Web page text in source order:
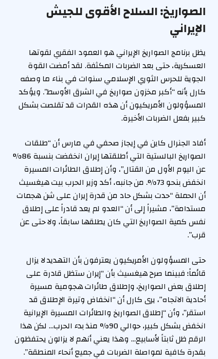
الصواريخ: السلاح الأقوى للجيش
الإيراني
يظل برنامج الصواريخ الإيراني هو العمود الفقري لقوتها
العسكرية، حتى بعد الضربات المكثفة. لقد أمضت القوة
الجوية للحرس الثوري الإسلامي سنوات في بناء ما وصفه
كارل بأنه “أكبر مخزون صواريخ في الشرق الأوسط”. ويؤكد
المسؤولون الأمريكيون أن هذه القدرات قد تقلصت بشكل
كبير بفعل الضربات الأخيرة.
أفاد الجنرال كاين في إيجاز صحفي في مارس أن “طلقات
الصواريخ البالستية التي أطلقتها إيران انخفضت بنسبة 86%
عن اليوم الأول من القتال”، وأن إطلاق الطائرات المسيرة
انخفض بنحو 73%. من جانبه، أكد وزير الحرب بيت هيغسيث
أن الحملة “حدت بشكل حاد من قدرة إيران على شن هجمات
مستدامة”، مشيراً إلى أن “العدو لم يعد قادراً على إطلاق
نفس كمية الصواريخ التي كان يطلقها سابقاً، ولا حتى عن
قرب”.
حتى المسؤولون الأمريكيون يعترفون بأن التهديد لا يزال
قائماً؛ فبينما صرح هيغسيث بأن “إيران ستظل قادرة على
إطلاق بعض الصواريخ، وإطلاق طائرات هجومية مسيرة
أحادية الاتجاه”، يرى كارل أن “انخفاض وتيرة الإطلاق قد
استقر”، وأن “إطلاق الصواريخ والطائرات المسيرة الإيرانية
انخفض بشكل كبير، حوالي 90% منذ بدء الحرب… لكن هذا
الرقم ظل ثابتاً لأسابيع… وهذا يعني أنهم لا يزالون يحتفظون
بقدرة كافية لمواصلة الضربات في جميع أنحاء المنطقة”.